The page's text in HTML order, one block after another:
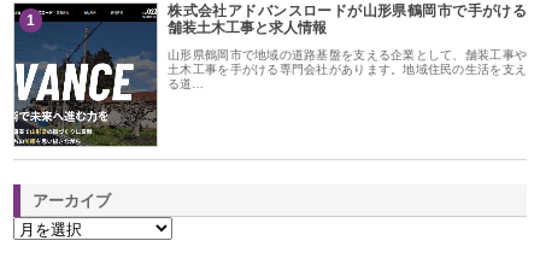
1
株式会社アドバンスロードが山形県鶴岡市で手がける
舗装土木工事と求人情報
山形県鶴岡市で地域の道路基盤を支える企業として、舗装工事や
土木工事を手がける専門会社があります。地域住民の生活を支え
る道…
アーカイブ